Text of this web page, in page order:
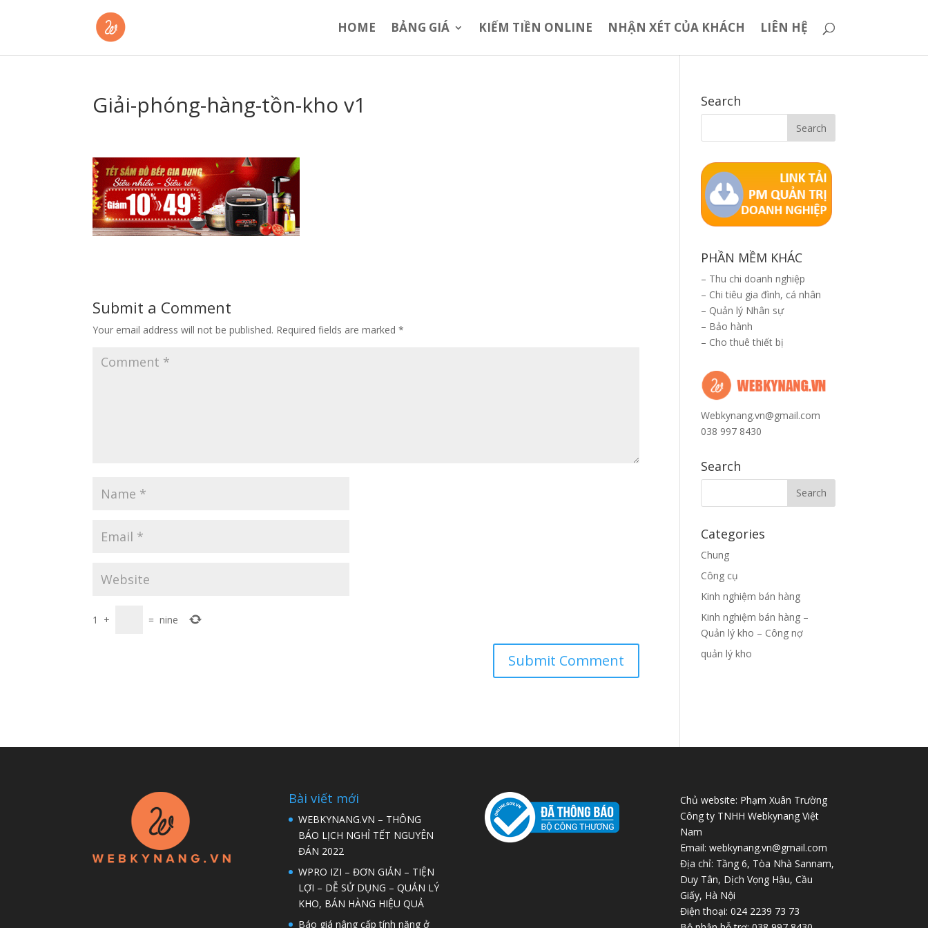
HOME BẢNG GIÁ KIẾM TIỀN ONLINE NHẬN XÉT CỦA KHÁCH LIÊN HỆ
Giải-phóng-hàng-tồn-kho v1
Submit a Comment
Your email address will not be published. Required fields are marked*
1 + = nine
Search
PHẦN MỀM KHÁC
– Thu chi doanh nghiệp
– Chi tiêu gia đình, cá nhân
– Quản lý Nhân sự
– Bảo hành
– Cho thuê thiết bị
Webkynang.vn@gmail.com
038 997 8430
Search
Categories
Chung
Công cụ
Kinh nghiệm bán hàng
Kinh nghiệm bán hàng –
Quản lý kho – Công nợ
quản lý kho
Bài viết mới
WEBKYNANG.VN – THÔNG
BÁO LỊCH NGHỈ TẾT NGUYÊN
ĐÁN 2022
WPRO IZI – ĐƠN GIẢN – TIỆN
LỢI – DỄ SỬ DỤNG – QUẢN LÝ
KHO, BÁN HÀNG HIỆU QUẢ
Báo giá nâng cấp tính năng ở
Chủ website: Phạm Xuân Trường
Công ty TNHH Webkynang Việt
Nam
Email: webkynang.vn@gmail.com
Địa chỉ: Tầng 6, Tòa Nhà Sannam,
Duy Tân, Dịch Vọng Hậu, Cầu
Giấy, Hà Nội
Điện thoại: 024 2239 73 73